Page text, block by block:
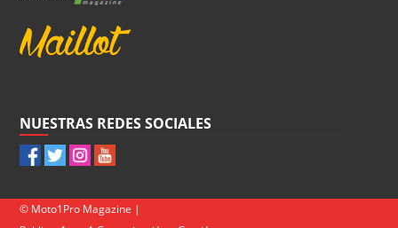
NUESTRAS REDES SOCIALES
© Moto1Pro Magazine |